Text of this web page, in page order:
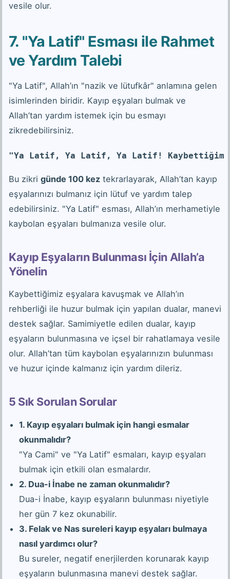
vesile olur.
7. "Ya Latif" Esması ile Rahmet
ve Yardım Talebi
"Ya Latif", Allah’ın "nazik ve lütufkâr" anlamına gelen
isimlerinden biridir. Kayıp eşyaları bulmak ve
Allah’tan yardım istemek için bu esmayı
zikredebilirsiniz.
"Ya Latif, Ya Latif, Ya Latif! Kaybettiğim
Bu zikri günde 100 kez tekrarlayarak, Allah’tan kayıp
eşyalarınızı bulmanız için lütuf ve yardım talep
edebilirsiniz. "Ya Latif" esması, Allah’ın merhametiyle
kaybolan eşyaları bulmanıza vesile olur.
Kayıp Eşyaların Bulunması İçin Allah’a
Yönelin
Kaybettiğimiz eşyalara kavuşmak ve Allah’ın
rehberliği ile huzur bulmak için yapılan dualar, manevi
destek sağlar. Samimiyetle edilen dualar, kayıp
eşyaların bulunmasına ve içsel bir rahatlamaya vesile
olur. Allah’tan tüm kaybolan eşyalarınızın bulunması
ve huzur içinde kalmanız için yardım dileriz.
5 Sık Sorulan Sorular
1. Kayıp eşyaları bulmak için hangi esmalar
okunmalıdır?
"Ya Cami" ve "Ya Latif" esmaları, kayıp eşyaları
bulmak için etkili olan esmalardır.
2. Dua-i İnabe ne zaman okunmalıdır?
Dua-i İnabe, kayıp eşyaların bulunması niyetiyle
her gün 7 kez okunabilir.
3. Felak ve Nas sureleri kayıp eşyaları bulmaya
nasıl yardımcı olur?
Bu sureler, negatif enerjilerden korunarak kayıp
eşyaların bulunmasına manevi destek sağlar.